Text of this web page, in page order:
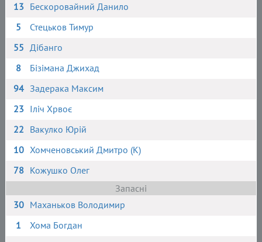
13 Бескоровайний Данило
5
Стецьков Тимур
55 Дібанго
8
Бізімана Джихад
94 Задерака Максим
23 Іліч Хрвоє
22 Вакулко Юрій
10 Хомченовський Дмитро (К)
78 Кожушко Олег
Запасні
30 Маханьков Володимир
1
Хома Богдан